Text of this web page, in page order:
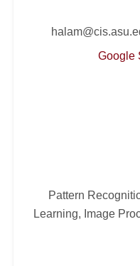
Google
Pattern
Learning, Image